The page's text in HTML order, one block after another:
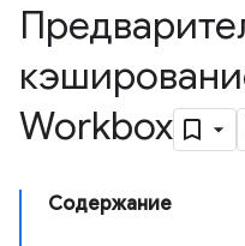
Workbox
Содержание